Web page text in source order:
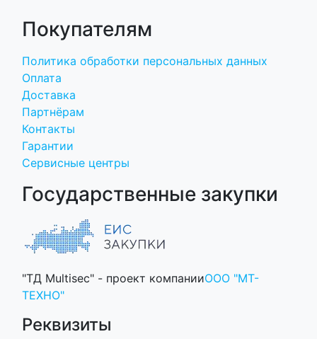
Покупателям
Политика обработки персональных данных
Оплата
Доставка
Партнёрам
Контакты
Гарантии
Сервисные центры
Государственные закупки
"ТД Multisec" - проект компанииООО "МТ-
ТЕХНО"
Реквизиты